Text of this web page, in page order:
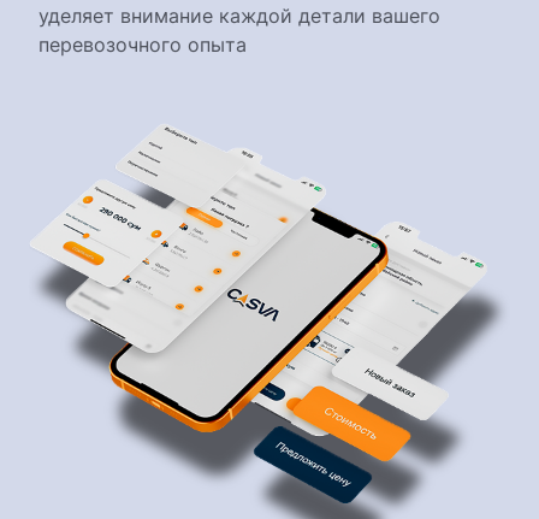
уделяет внимание каждой детали вашего
перевозочного опыта